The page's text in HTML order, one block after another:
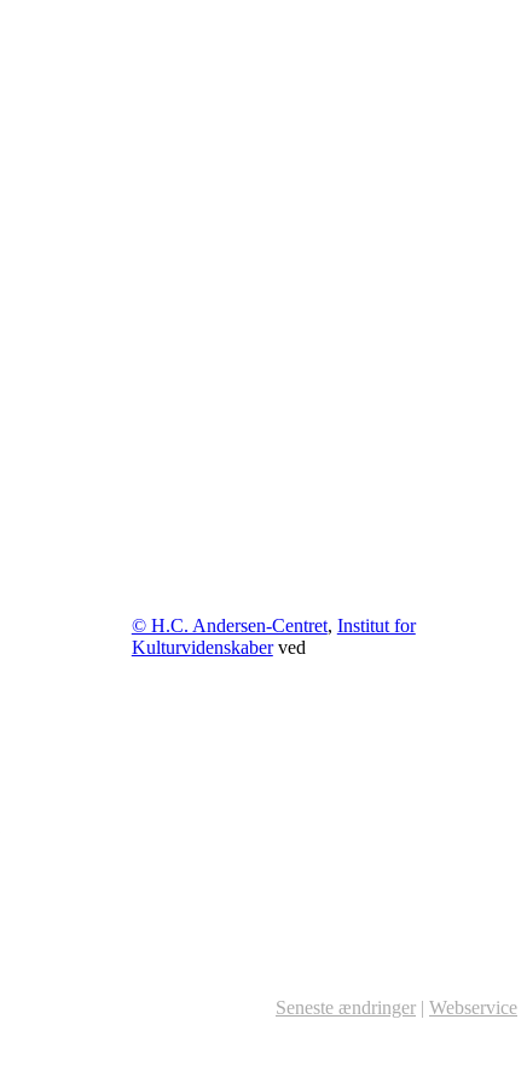
© H.C. Andersen-Centret, Institut for
Kulturvidenskaberved
Seneste ændringer | Webservice